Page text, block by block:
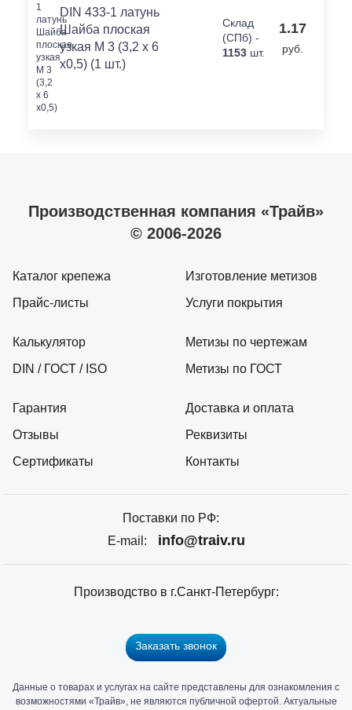
DIN 433-1 латунь
Шайба плоская
узкая M 3 (3,2 x 6
x0,5) (1 шт.)
Склад
(СПб) -
1153 шт.
1.17
руб.
Производственная компания «Трайв»
© 2006-2026
Каталог крепежа
Прайс-листы
Калькулятор
DIN / ГОСТ / ISO
Гарантия
Отзывы
Сертификаты
Изготовление метизов
Услуги покрытия
Метизы по чертежам
Метизы по ГОСТ
Доставка и оплата
Реквизиты
Контакты
Поставки по РФ:
E-mail:
info@traiv.ru
Производство в г.Санкт-Петербург:
Заказать звонок
Данные о товарах и услугах на сайте представлены для ознакомления с
возможностями «Трайв», не являются публичной офертой. Актуальные
Главный